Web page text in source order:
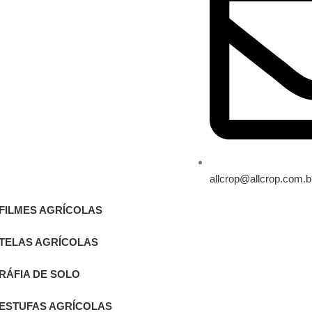
AGRÍCOLAS
AGRÍCOLAS
DE SOLO
AGRÍCOLAS